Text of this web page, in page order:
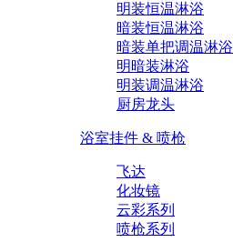
明装恒温淋浴
暗装恒温淋浴
暗装单把调温淋浴
明暗装淋浴
明装调温淋浴
厨房龙头
浴室挂件 & 喷枪
飞达
化妆镜
云彩系列
喷枪系列